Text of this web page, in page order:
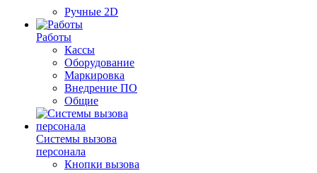
Ручные 2D
Работы
Кассы
Оборудование
Маркировка
Внедрение ПО
Общие
Системы вызова
персонала
Кнопки вызова